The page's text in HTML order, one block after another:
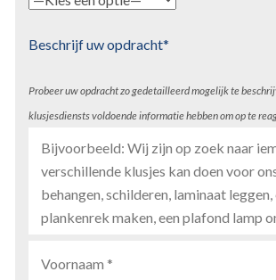
Beschrijf uw opdracht*
Probeer uw opdracht zo gedetailleerd mogelijk te
klusjesdiensts voldoende informatie hebben om op te